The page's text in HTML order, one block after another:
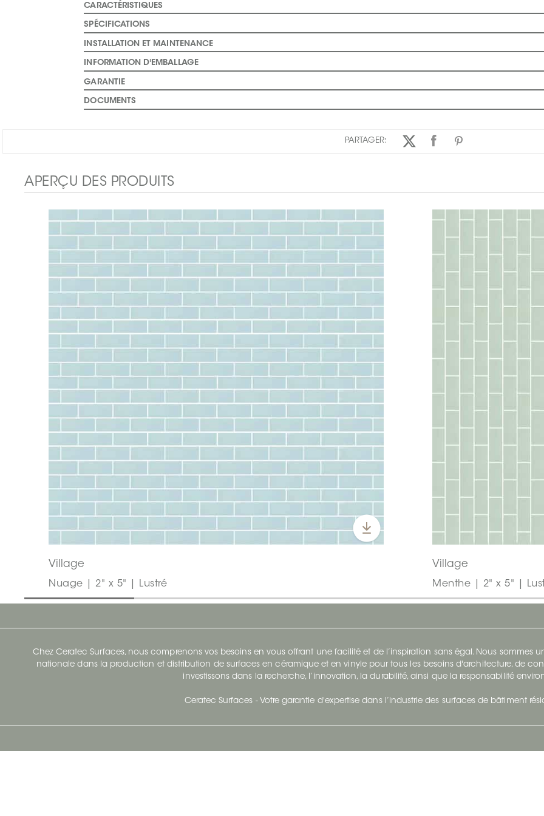
CARACTÉRISTIQUES
SPÉCIFICATIONS
INSTALLATION ET MAINTENANCE
INFORMATION D'EMBALLAGE
GARANTIE
DOCUMENTS
PARTAGER:
APERÇU DES PRODUITS
Village
Nuage | 2" x 5" | Lustré
Village
Menthe | 2" x 5" |
Chez Ceratec Surfaces, nous comprenons vos besoins en vous offrant une facilité et de l’inspiration sans égal. Nous
nationale dans la production et distribution de surfaces en céramique et en vinyle pour tous les besoins d'architecture, de
investissons dans la recherche, l’innovation, la durabilité, ainsi que la responsabilité
Ceratec Surfaces - Votre garantie d'expertise dans l’industrie des surfaces de bâtiment